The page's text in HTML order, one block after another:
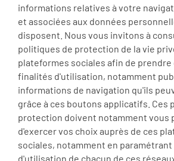
informations relatives à votre
et associées aux données
disposent. Nous vous invitons à
politiques de protection de la vie
plateformes sociales afin de prendre
finalités d'utilisation, notamment
informations de navigation qu'ils
grâce à ces boutons applicatifs. Ces
protection doivent notamment vous
d'exercer vos choix auprès de ces
sociales, notamment en
d'utilisation de chacun de ces